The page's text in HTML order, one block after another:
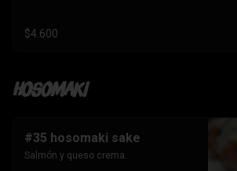
$4.600
Hosomaki
#35 hosomaki sake
Salmón y queso crema.